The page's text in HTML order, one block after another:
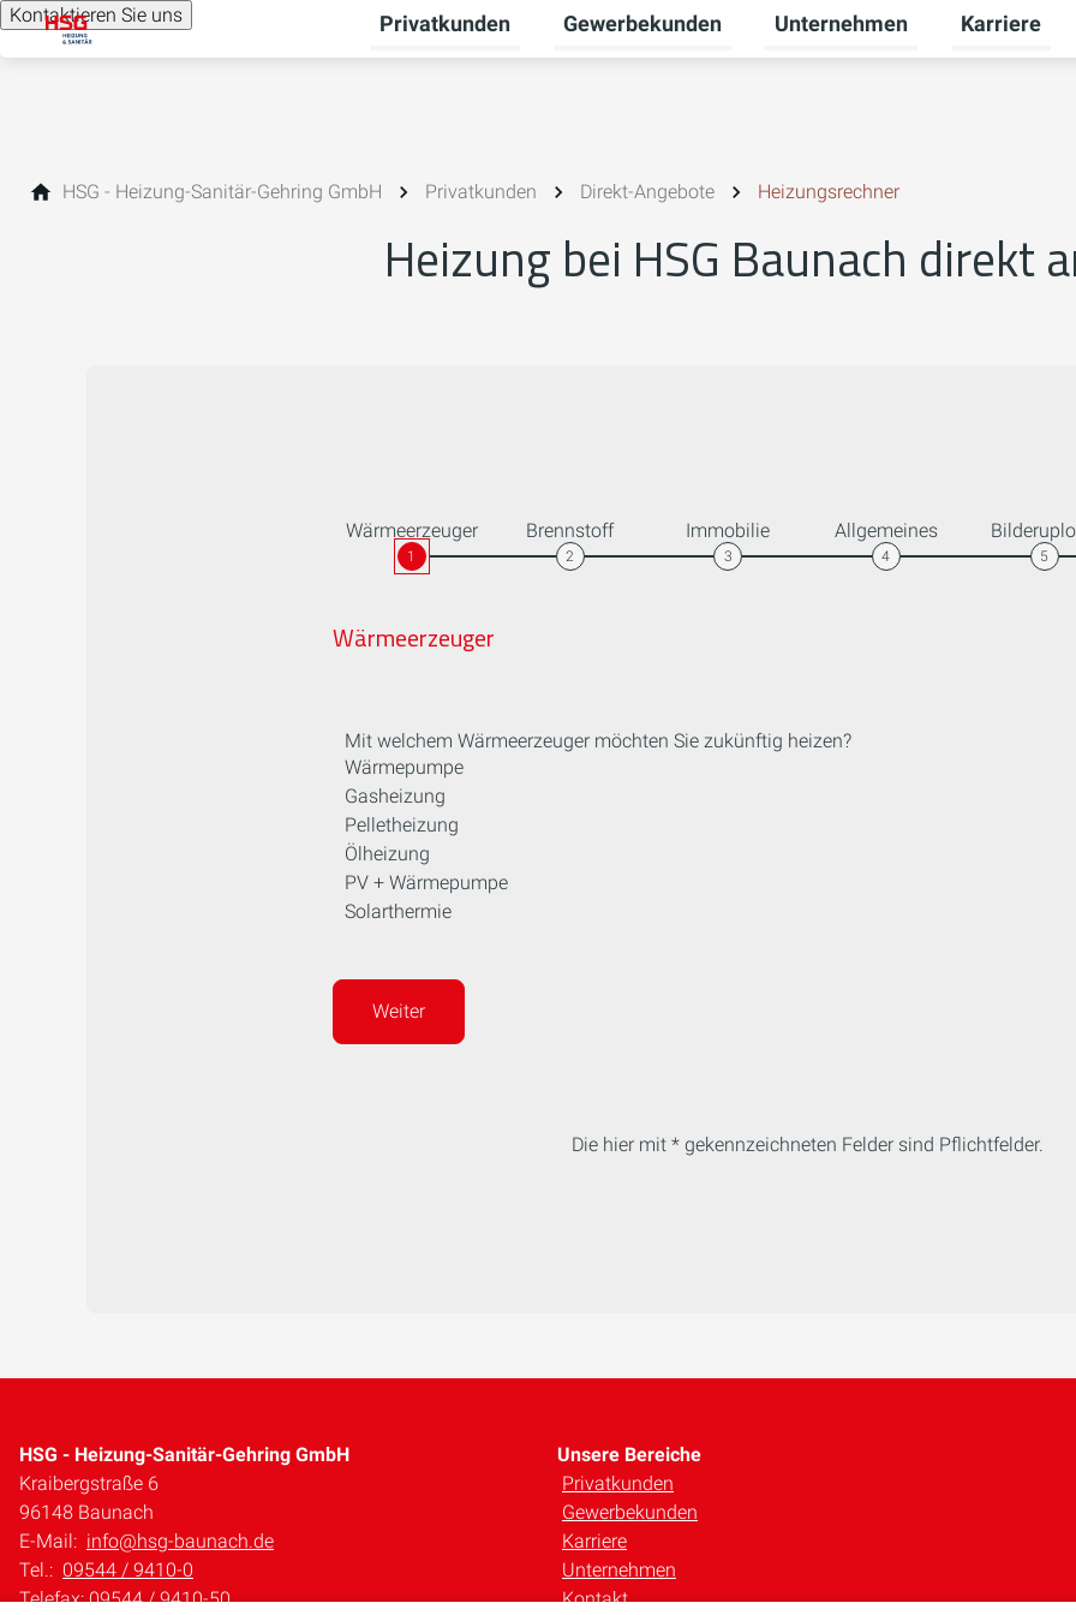
Kontaktieren Sie uns Privatkunden
Untermenü für Privatkunden umschalten
Gewerbekunden
Untermenü für Gewerbekunden
Unternehmen
Untermenü
Karriere
HSG - Heizung-Sanitär-Gehring GmbH Privatkunden Direkt-Angebote Heizungsrechner
Heizung bei HSG Baunach direkt
Wärmeerzeuger
1
Brennstoff
2
Immobilie
3
Allgemeines
4 5
Wärmeerzeuger
Mit welchem Wärmeerzeuger möchten Sie zukünftig heizen?
Wärmepumpe
Gasheizung
Pelletheizung
Ölheizung
PV + Wärmepumpe
Solarthermie
Weiter
Die hier mit * gekennzeichneten Felder sind Pflichtfelder.
HSG - Heizung-Sanitär-Gehring GmbH
Kraibergstraße 6
96148 Baunach
E-Mail: info@hsg-baunach.de
Tel.: 09544 / 9410-0
Telefax: 09544 / 9410-50
Unsere Bereiche
Privatkunden
Gewerbekunden
Karriere
Unternehmen
Kontakt